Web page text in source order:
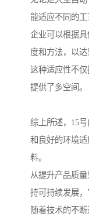
能适应不同的工
企业可以根据
度和方法，以达
这种适应性不
提供了多空间。
综上所述，15
和良好的环境
料。
从提升产品质
持可持续发展，
随着技术的不